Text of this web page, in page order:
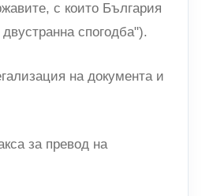
с които България
спогодба").
на документа и
за превод на